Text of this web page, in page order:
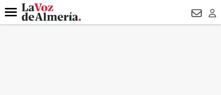
DESTACADO CONDENADOS
Menú